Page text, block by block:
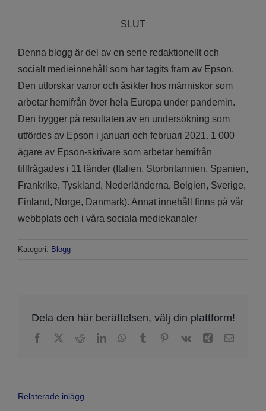
SLUT
Denna blogg är del av en serie redaktionellt och
socialt medieinnehåll som har tagits fram av Epson.
Den utforskar vanor och åsikter hos människor som
arbetar hemifrån över hela Europa under pandemin.
Den bygger på resultaten av en undersökning som
utfördes av Epson i januari och februari 2021. 1 000
ägare av Epson-skrivare som arbetar hemifrån
tillfrågades i 11 länder (Italien, Storbritannien, Spanien,
Frankrike, Tyskland, Nederländerna, Belgien, Sverige,
Finland, Norge, Danmark). Annat innehåll finns på vår
webbplats och i våra sociala mediekanaler
Kategori: Blogg
Dela den här berättelsen, välj din plattform!
FacebookRedditLinkedInWhatsApp
Tumblr Pinterest
Vk XingEmail
Relaterade inlägg